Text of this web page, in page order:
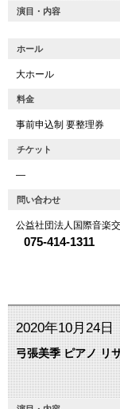
演目・内容
ホール
大ホール
料金
事前申込制 要整理券
チケット
―
問い合わせ
公益社団法人国際音楽
075-414-1311
2020年10月24日
弓張美季 ピアノ リ